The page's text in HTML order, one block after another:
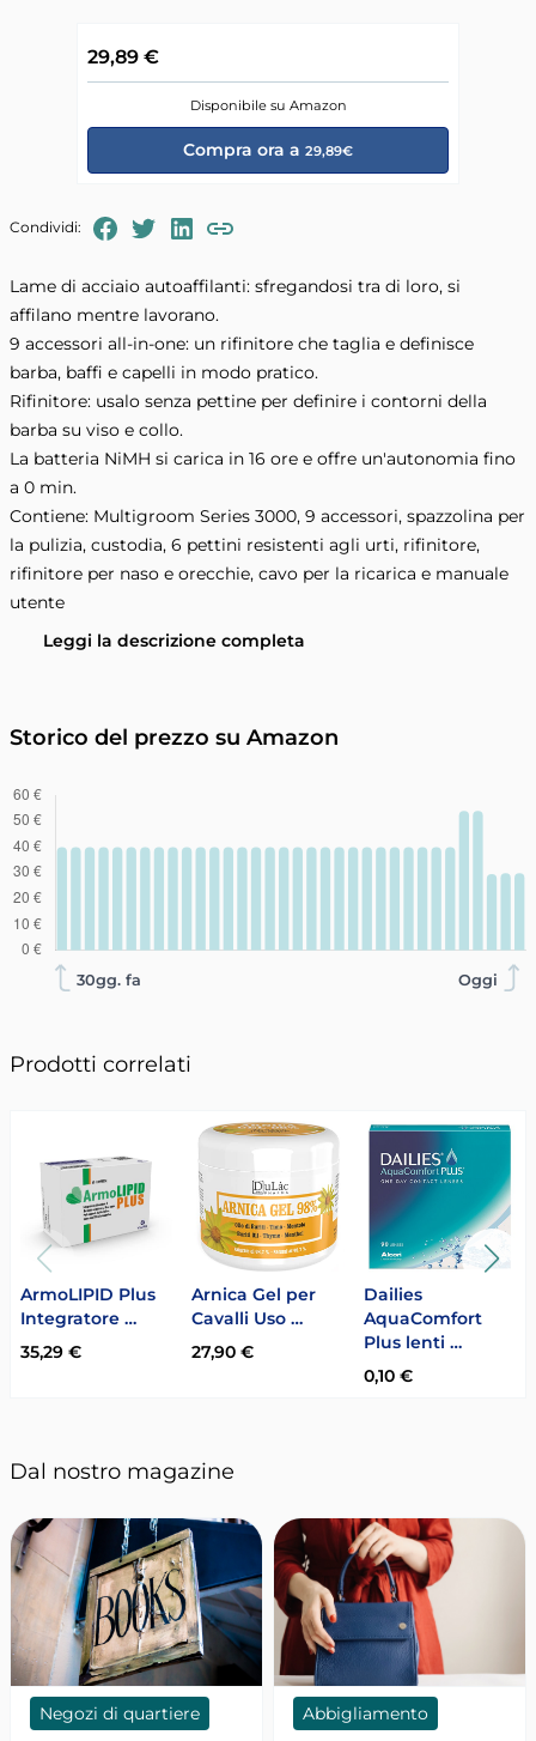
29,89 €
Disponibile su Amazon
Compra ora a 29,89€
Condividi: FaceBook
TwitterLinkedIn
Lame di acciaio autoaffilanti: sfregandosi tra di loro, si
affilano mentre lavorano.
9 accessori all-in-one: un rifinitore che taglia e definisce
barba, baffi e capelli in modo pratico.
Rifinitore: usalo senza pettine per definire i contorni della
barba su viso e collo.
La batteria NiMH si carica in 16 ore e offre un'autonomia fino
a 0 min.
Contiene: Multigroom Series 3000, 9 accessori, spazzolina per
la pulizia, custodia, 6 pettini resistenti agli urti, rifinitore,
rifinitore per naso e orecchie, cavo per la ricarica e manuale
utente
Leggi la descrizione completa
Storico del prezzo su Amazon
30gg. fa Oggi
Prodotti correlati
ArmoLIPID Plus
Integratore …
35,29 €
Arnica Gel per
Cavalli Uso …
27,90 €
Dailies
AquaComfort
Plus lenti …
0,10 €
Dal nostro magazine
Negozi di quartiere Abbigliamento